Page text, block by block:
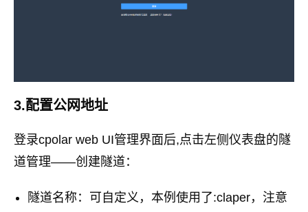
3.配置公网地址
登录cpolar web UI管理界面后,点击左侧仪表盘的隧
道管理——创建隧道：
隧道名称：可自定义，本例使用了:claper，注意